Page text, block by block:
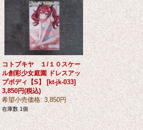
コトブキヤ １/１０スケー
ル創彩少女庭園 ドレスアッ
プボディ【S】 [kt-jk-033]
3,850円(税込)
希望小売価格: 3,850円
在庫数 1個